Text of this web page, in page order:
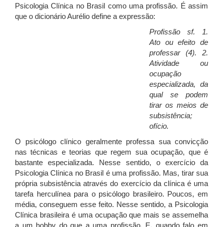
Psicologia Clínica no Brasil como uma profissão. É assim
que o dicionário Aurélio define a expressão:
Profissão sf. 1.
Ato ou efeito de
professar (4). 2.
Atividade ou
ocupação
especializada, da
qual se podem
tirar os meios de
subsistência;
ofício.
O psicólogo clínico geralmente professa sua convicção
nas técnicas e teorias que regem sua ocupação, que é
bastante especializada. Nesse sentido, o exercício da
Psicologia Clínica no Brasil é uma profissão. Mas, tirar sua
própria subsistência através do exercício da clínica é uma
tarefa herculínea para o psicólogo brasileiro. Poucos, em
média, conseguem esse feito. Nesse sentido, a Psicologia
Clínica brasileira é uma ocupação que mais se assemelha
a um hobby do que a uma profissão. E, quando falo em